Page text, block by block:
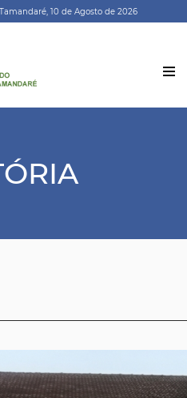
10 de Agosto de 2026